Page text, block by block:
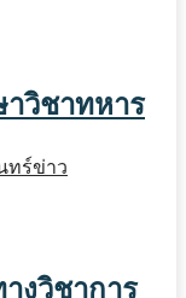
าวิชาทหาร
ทร์ข่าว
งวิชาการ